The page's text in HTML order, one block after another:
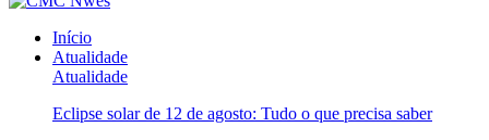
Início
Atualidade
Atualidade
Eclipse solar de 12 de agosto: Tudo o que precisa saber